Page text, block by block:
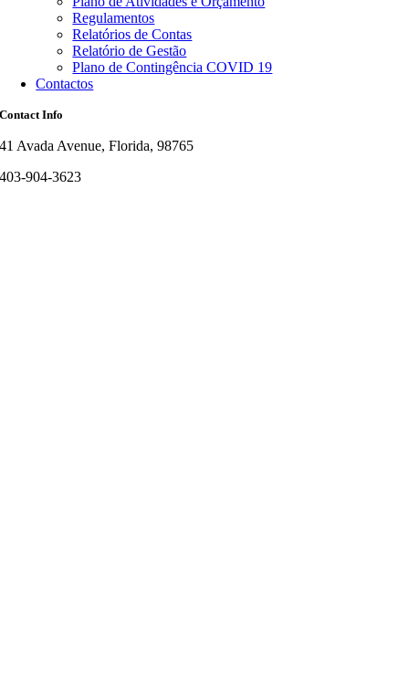
Regulamentos
Relatórios de Contas
Relatório de Gestão
Plano de Contingência COVID 19
Contactos
Contact Info
41 Avada Avenue, Florida, 98765
403-904-3623